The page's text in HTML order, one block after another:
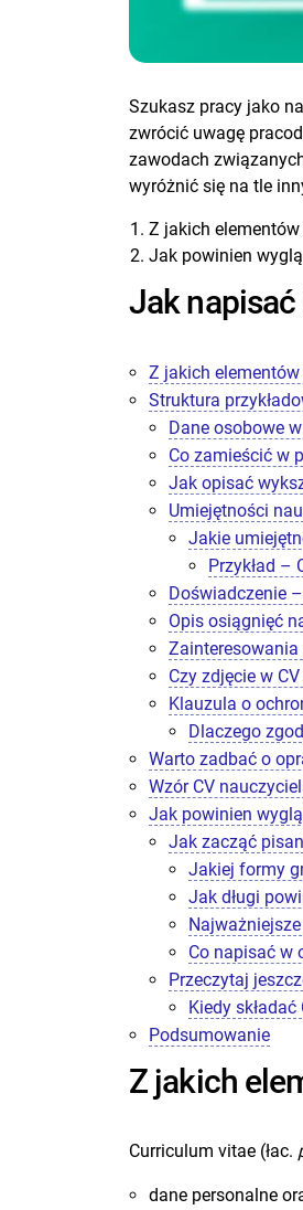
Szukasz pracy jako
zwrócić uwagę
zawodach
wyróżnić się na tle
Z jakich elementów
Jak powinien
Jak
Z jakich elementów
Struktura
Dane osobowe
Co zamieścić w
Jak opisać
Umiejętności
Jakie
Przykład –
Doświadczenie
Opis osiągnięć
Zainteresowania
Czy zdjęcie w
Klauzula o
Dlaczego
Warto zadbać o
Wzór CV
Jak powinien
Jak zacząć
Jakiej formy
Jak długi
Co napisać w
Przeczytaj
Kiedy składać
Podsumowanie
Z jakich
Curriculum vitae (łac.
dane personalne